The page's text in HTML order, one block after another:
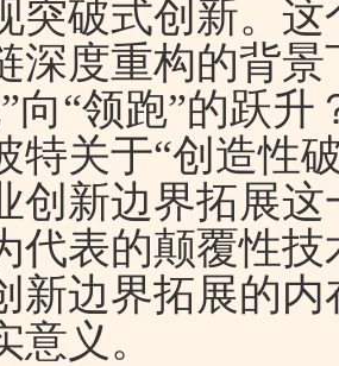
突破式创新。
深度重构的背
向“领跑”的跃
特关于“创造性
创新边界拓展
代表的颠覆性
新边界拓展的
意义。